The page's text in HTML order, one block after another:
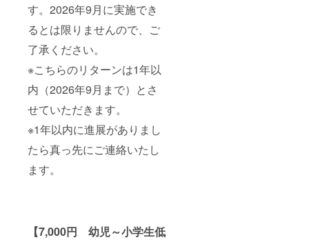
す。2026年9月に実施でき
るとは限りませんので、ご
了承ください。
※こちらのリターンは1年以
内（2026年9月まで）とさ
せていただきます。
※1年以内に進展がありまし
たら真っ先にご連絡いたし
ます。
【7,000円 幼児～小学生低